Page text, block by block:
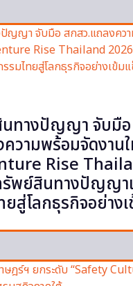
ทางปัญญา จับมือ
วามพร้อมจัดงาน
Rise
รัพย์สินทางปัญญา
สู่โลกธุรกิจอย่าง